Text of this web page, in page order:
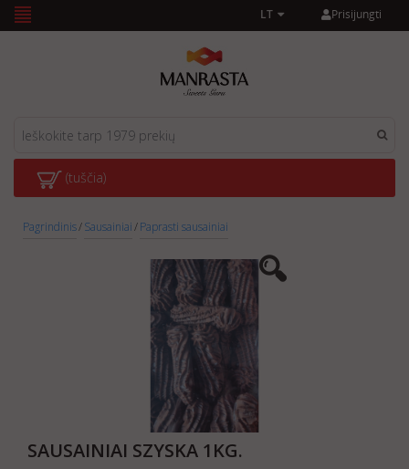
Prisijungti
LT
(tuščia)
Pagrindinis/Sausainiai/Paprasti sausainiai
SAUSAINIAI SZYSKA 1KG.